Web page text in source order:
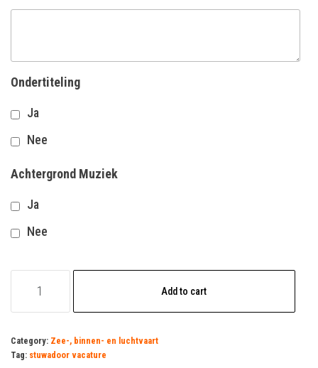
Ondertiteling
Ja
Nee
Achtergrond Muziek
Ja
Nee
vacature
Add to cart
Category: Zee-, binnen- en luchtvaart
Tag: stuwadoor vacature